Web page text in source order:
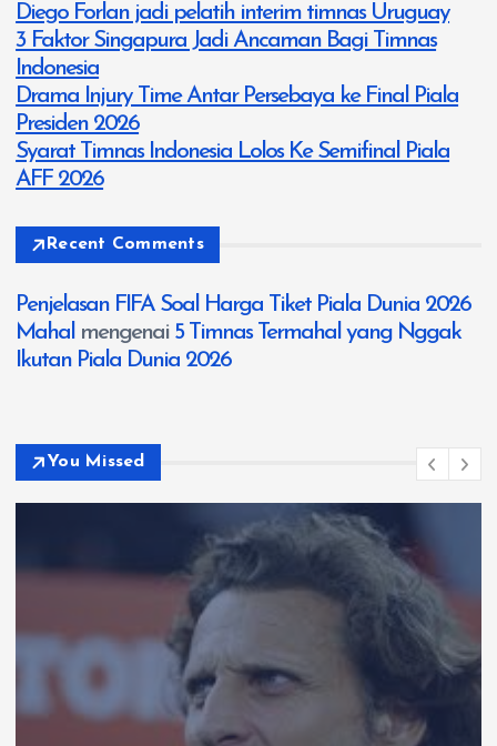
Diego Forlan jadi pelatih interim timnas Uruguay
3 Faktor Singapura Jadi Ancaman Bagi Timnas
Indonesia
Drama Injury Time Antar Persebaya ke Final Piala
Presiden 2026
Syarat Timnas Indonesia Lolos Ke Semifinal Piala
AFF 2026
Recent Comments
Penjelasan FIFA Soal Harga Tiket Piala Dunia 2026
Mahalmengenai 5 Timnas Termahal yang Nggak
Ikutan Piala Dunia 2026
You Missed